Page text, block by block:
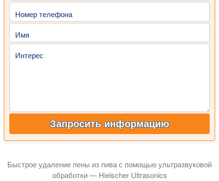
Номер телефона
Имя
Интерес
Запросить информацию
Быстрое удаление пены из пива с помощью ультразвуковой
обработки — Hielscher Ultrasonics